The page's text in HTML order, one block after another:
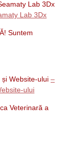
Lab 3Dx
Suntem
–
ului
Veterinară a